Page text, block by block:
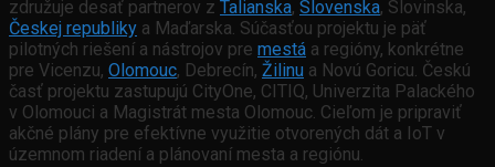
združuje desať partnerov z Talianska, Slovenska, Slovinska,
Českej republiky a Maďarska. Súčasťou projektu je päť
pilotných riešení a nástrojov pre mestá a regióny, konkrétne
pre Vicenzu, Olomouc, Debrecín, Žilinu a Novú Goricu. Českú
časť projektu zastupujú CityOne, CITIQ, Univerzita Palackého
v Olomouci a Magistrát mesta Olomouc. Cieľom je pripraviť
akčné plány pre efektívne využitie otvorených dát a IoT v
územnom riadení a plánovaní mesta a regiónu.